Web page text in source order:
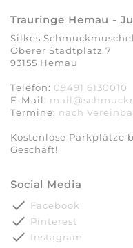
Trauringe Hemau -
Silkes
Oberer Stadtplatz 7
93155 Hemau
Telefon: 09491 6130010
E-Mail:
Termine: nach
Kostenlose Parkplätze
Geschäft!
Social Media
done Facebook
done Pinterest
done Instagram